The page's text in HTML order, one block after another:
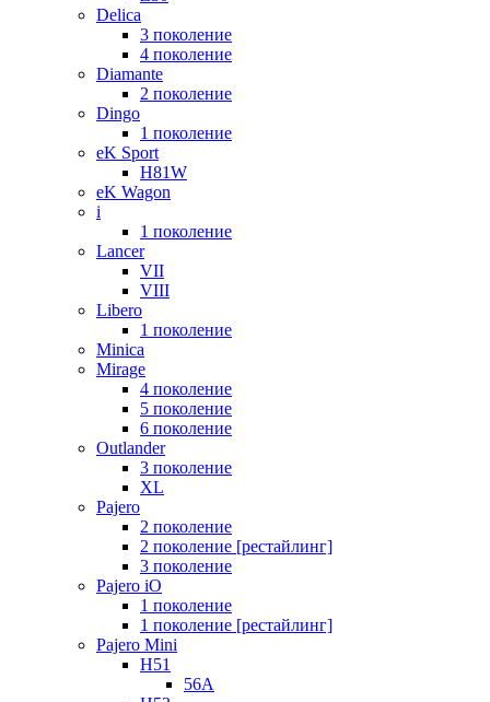
Delica
3 поколение
4 поколение
Diamante
2 поколение
Dingo
1 поколение
eK Sport
H81W
eK Wagon
i
1 поколение
Lancer
VII
VIII
Libero
1 поколение
Minica
Mirage
4 поколение
5 поколение
6 поколение
Outlander
3 поколение
XL
Pajero
2 поколение
2 поколение [рестайлинг]
3 поколение
Pajero iO
1 поколение
1 поколение [рестайлинг]
Pajero Mini
H51
56A